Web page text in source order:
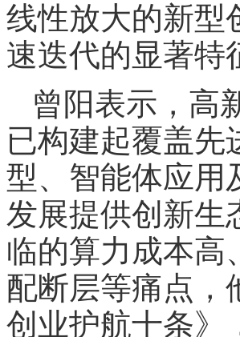
线性放大的新型
速迭代的显著特
曾阳表示，高
已构建起覆盖先
型、智能体应用
发展提供创新生
临的算力成本高
配断层等痛点，
创业护航十条》